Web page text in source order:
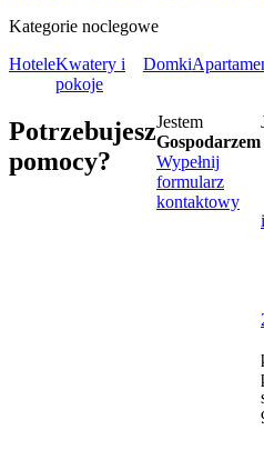
Kategorie noclegowe
HoteleKwatery i
pokoje
Domki
Potrzebujesz
pomocy?
Jestem
Gospodarzem
Wypełnij
formularz
kontaktowy